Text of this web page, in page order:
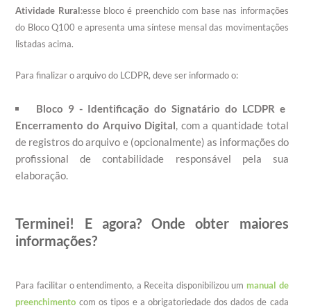
Atividade Rural:esse bloco é preenchido com base nas informações
do Bloco Q100 e apresenta uma síntese mensal das movimentações
listadas acima.
Para finalizar o arquivo do LCDPR, deve ser informado o:
Bloco 9 - Identificação do Signatário do LCDPR e
Encerramento do Arquivo Digital, com a quantidade total
de registros do arquivo e (opcionalmente) as informações do
profissional de contabilidade responsável pela sua
elaboração.
Terminei! E agora?Onde obter maiores
informações?
Para facilitar o entendimento, a Receita disponibilizou um manual de
preenchimento com os tipos e a obrigatoriedade dos dados de cada